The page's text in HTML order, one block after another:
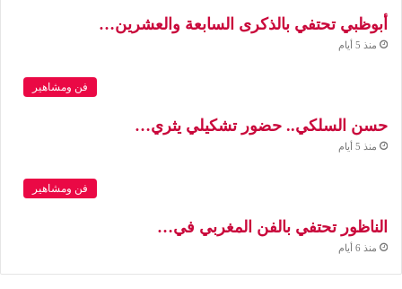
أبوظبي تحتفي بالذكرى السابعة والعشرين…
منذ 5 أيام
فن ومشاهير
حسن السلكي.. حضور تشكيلي يثري…
منذ 5 أيام
فن ومشاهير
الناظور تحتفي بالفن المغربي في…
منذ 6 أيام